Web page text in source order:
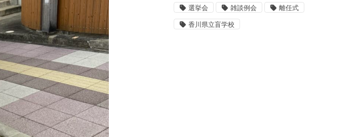
選挙会 雑談例会 離任式
香川県立盲学校